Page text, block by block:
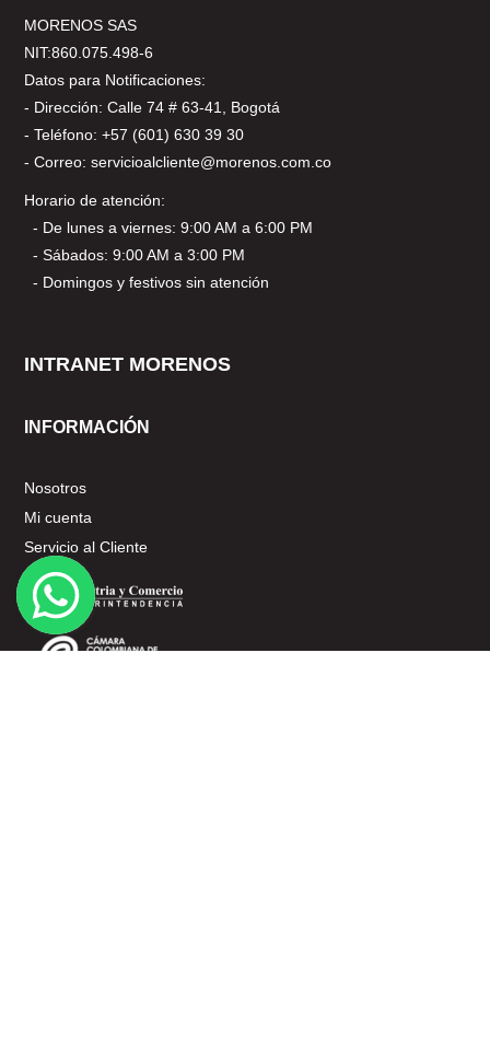
MORENOS SAS
NIT:860.075.498-6
Datos para Notificaciones:
- Dirección: Calle 74 # 63-41, Bogotá
- Teléfono: +57 (601) 630 39 30
- Correo: servicioalcliente@morenos.com.co
Horario de atención:
- De lunes a viernes: 9:00 AM a 6:00 PM
- Sábados: 9:00 AM a 3:00 PM
- Domingos y festivos sin atención
INTRANET MORENOS
INFORMACIÓN
Nosotros
Mi cuenta
Servicio al Cliente